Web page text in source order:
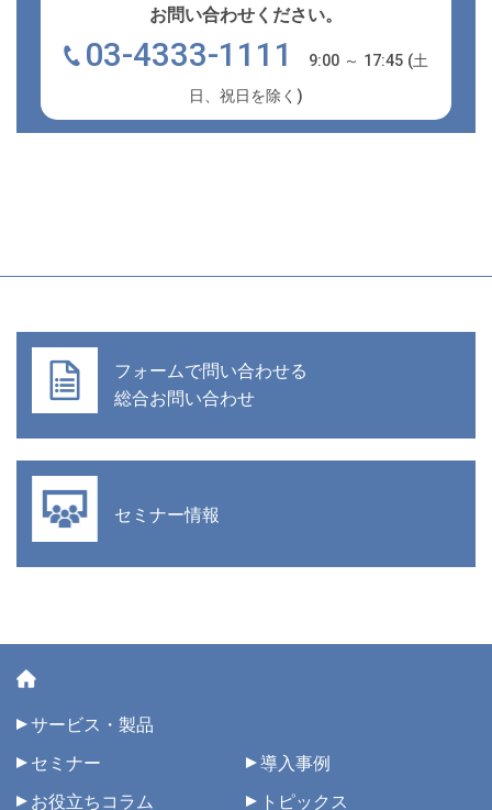
お問い合わせください。
03-4333-1111
9:00 ～ 17:45 (土
日、祝日を除く)
フォームで問い合わせる
総合お問い合わせ
セミナー情報
サービス・製品
セミナー
導入事例
お役立ちコラム
トピックス